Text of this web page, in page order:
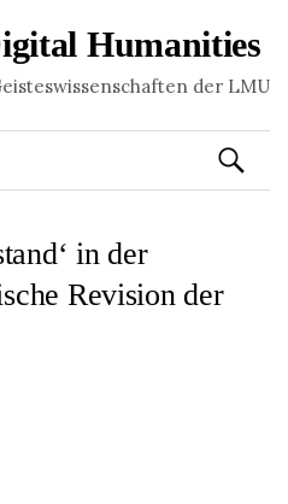
Humanities
der LMU
Suchen
nach:
in der
Revision der